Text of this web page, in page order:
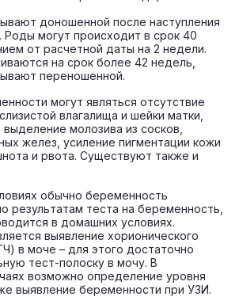
доношенной после наступления
Роды могут происходит в срок 40
от расчетной даты на 2 недели.
на срок более 42 недель,
переношенной.
могут являться отсутствие
влагалища и шейки матки,
выделение молозива из сосков,
желез, усиление пигментации кожи
и рвота. Существуют также и
обычно беременность
результатам теста на беременность,
в домашних условиях.
выявление хорионического
в моче – для этого достаточно
тест-полоску в мочу. В
возможно определение уровня
выявление беременности при УЗИ.